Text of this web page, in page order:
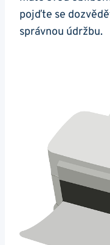
pojďte se
správnou údržbu.